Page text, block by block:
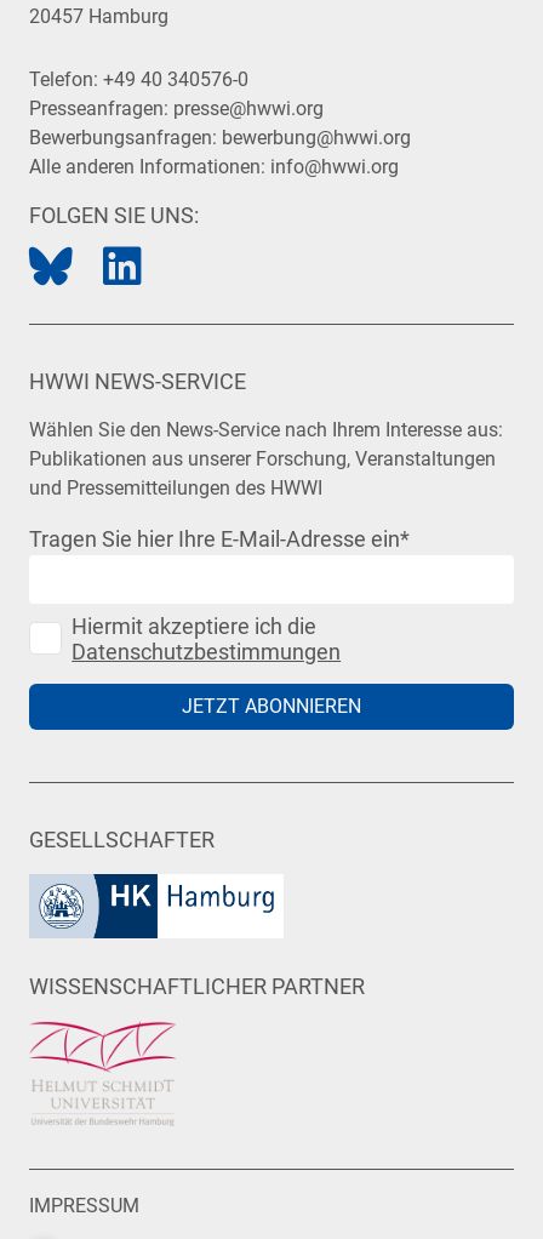
20457 Hamburg
Telefon: +49 40 340576-0
Presseanfragen: presse@hwwi.org
Bewerbungsanfragen: bewerbung@hwwi.org
Alle anderen Informationen: info@hwwi.org
FOLGEN SIE UNS:
HWWI NEWS-SERVICE
Wählen Sie den News-Service nach Ihrem Interesse aus:
Publikationen aus unserer Forschung, Veranstaltungen
und Pressemitteilungen des HWWI
Tragen Sie hier Ihre E-Mail-Adresse ein*
Hiermit akzeptiere ich die
Datenschutzbestimmungen
JETZT ABONNIEREN
GESELLSCHAFTER
WISSENSCHAFTLICHER PARTNER
IMPRESSUM